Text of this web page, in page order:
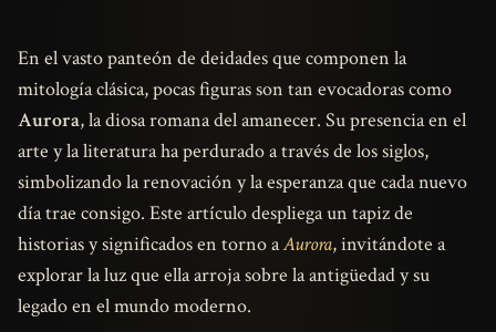
En el vasto panteón de deidades que componen la
mitología clásica, pocas figuras son tan evocadoras como
Aurora, la diosa romana del amanecer. Su presencia en el
arte y la literatura ha perdurado a través de los siglos,
simbolizando la renovación y la esperanza que cada nuevo
día trae consigo. Este artículo despliega un tapiz de
historias y significados en torno aAurora, invitándote a
explorar la luz que ella arroja sobre la antigüedad y su
legado en el mundo moderno.